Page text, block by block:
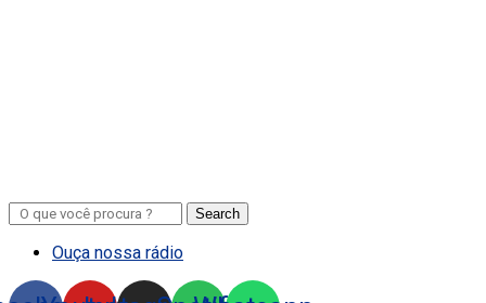
Search
Ouça nossa rádio